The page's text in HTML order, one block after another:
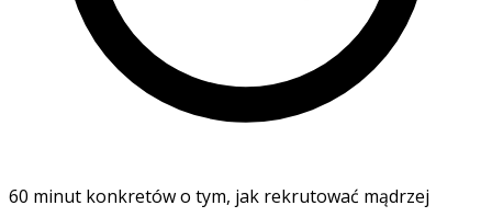
60 minut konkretów o tym, jak rekrutować mądrzej